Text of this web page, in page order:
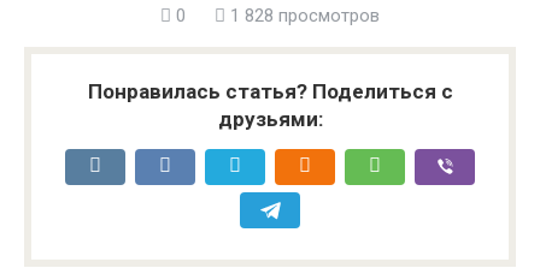
0 1 828 просмотров
Понравилась статья? Поделиться с
друзьями: